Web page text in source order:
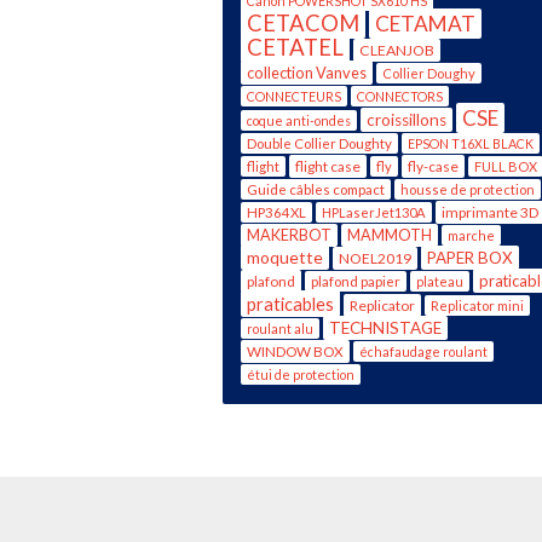
CETACOM CETAMAT
CETATEL CLEANJOB
collection Vanves
Collier Doughy
CONNECTEURS
CONNECTORS
coque anti-ondes
croissillons CSE
Double Collier Doughty
EPSON T16XL BLACK
flight
flight case fly fly-case
FULL BOX
Guide câbles compact
housse de protection
HP364XL
HPLaserJet130A
imprimante 3D
MAKERBOT
MAMMOTH marche
moquette NOEL2019 PAPER BOX
plafond plafond papier plateau
praticables Replicator
Replicator mini
roulant alu
TECHNISTAGE
WINDOW BOX
échafaudage roulant
étui de protection